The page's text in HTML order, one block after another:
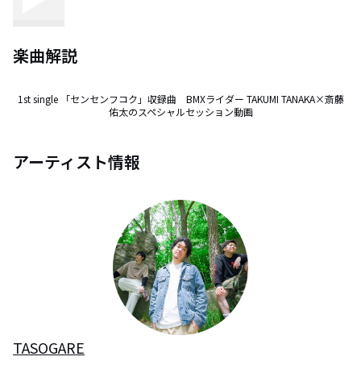
楽曲解説
1st single 「センセンフコク」収録曲　BMXライダー TAKUMI TANAKA×斎藤
佑太のスペシャルセッション動画
アーティスト情報
TASOGARE